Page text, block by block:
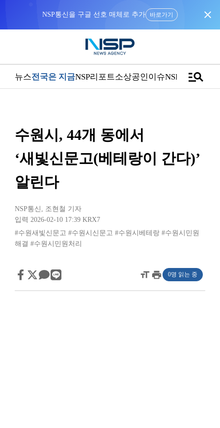
NSP통신을 구글 선호 매체로 추가 바로가기 close
뉴스전국은 지금NSP리포트소상공인이슈NSPTVmanage_search
수원시, 44개 동에서
‘새빛신문고(베테랑이 간다)’
알린다
NSP통신 , 조현철 기자
입력 2026-02-10 17:39 KRX7
#수원새빛신문고 #수원시신문고 #수원시베테랑 #수원시민원
해결 #수원시민원처리
format_sizeprint 0명 읽는 중